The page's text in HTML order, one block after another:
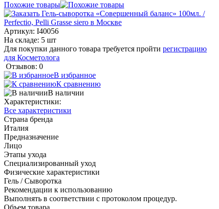
Похожие товары
Артикул: I40056
На складе: 5 шт
Для покупки данного товара требуется пройти регистрацию
для Косметолога
Отзывов: 0
В избранное
К сравнению
В наличии
Характеристики:
Все характеристики
Страна бренда
Италия
Предназначение
Лицо
Этапы ухода
Специализированный уход
Физические характеристики
Гель / Сыворотка
Рекомендации к использованию
Выполнять в соответствии с протоколом процедур.
Объем товара